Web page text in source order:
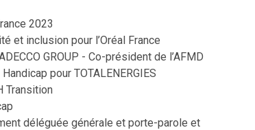
2023
et inclusion pour l’Oréal France
GROUP - Co-président de l’AFMD
pour TOTALENERGIES
Transition
déléguée générale et porte-parole et